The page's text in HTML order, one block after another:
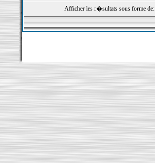
Afficher les r�sultats sous forme de: